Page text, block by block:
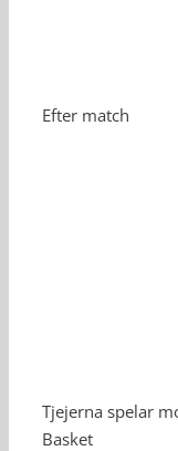
Efter match
Tjejerna spelar
Basket